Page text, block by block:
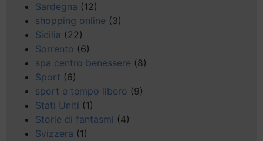
Sardegna (12)
shopping online (3)
Sicilia (22)
Sorrento (6)
spa centro benessere (8)
Sport (6)
sport e tempo libero (9)
Stati Uniti (1)
Storie di fantasmi (4)
Svizzera (1)